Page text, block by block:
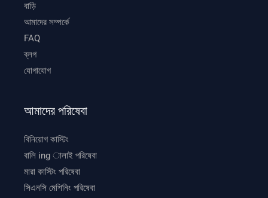
বাড়ি
আমাদের সম্পর্কে
FAQ
ব্লগ
যোগাযোগ
আমাদের পরিষেবা
বিনিয়োগ কাস্টিং
বালি ing ালাই পরিষেবা
মারা কাস্টিং পরিষেবা
সিএনসি মেশিনিং পরিষেবা